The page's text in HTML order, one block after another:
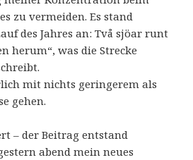
zu vermeiden. Es stand
des Jahres an: Två sjöar runt
herum“, was die Strecke
mit nichts geringerem als
gehen.
– der Beitrag entstand
abend mein neues